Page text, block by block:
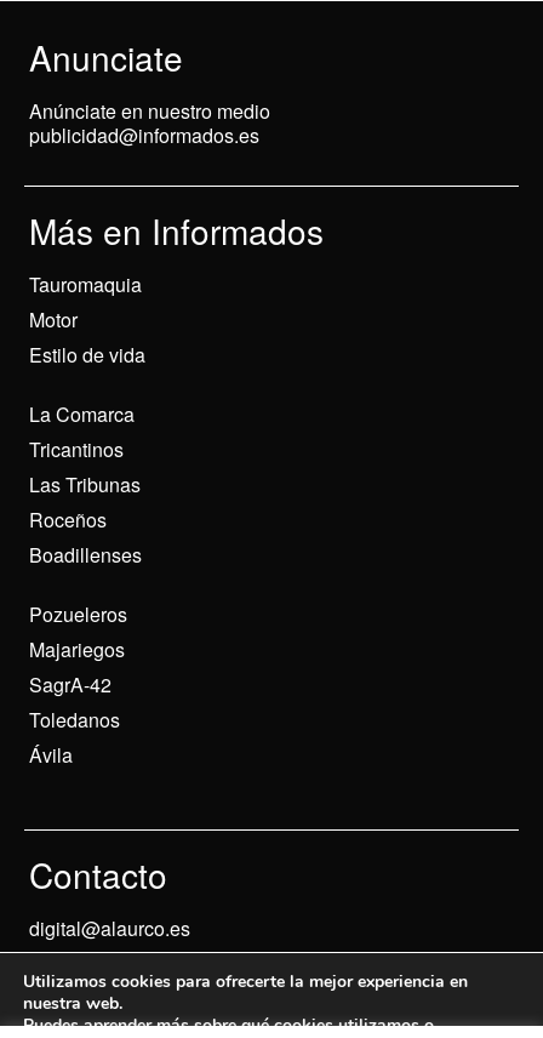
Anunciate
Anúnciate en nuestro medio
publicidad@informados.es
Más en Informados
Tauromaquia
Motor
Estilo de vida
La Comarca
Tricantinos
Las Tribunas
Roceños
Boadillenses
Pozueleros
Majariegos
SagrA-42
Toledanos
Ávila
Contacto
digital@alaurco.es
Utilizamos cookies para ofrecerte la mejor experiencia en
nuestra web.
Puedes aprender más sobre qué cookies utilizamos o